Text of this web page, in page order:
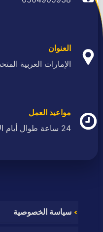
العنوان
الإمارات العربية
مواعيد العمل
24 ساعة طوال أيام الأسبوع
سياسة الخصوصية